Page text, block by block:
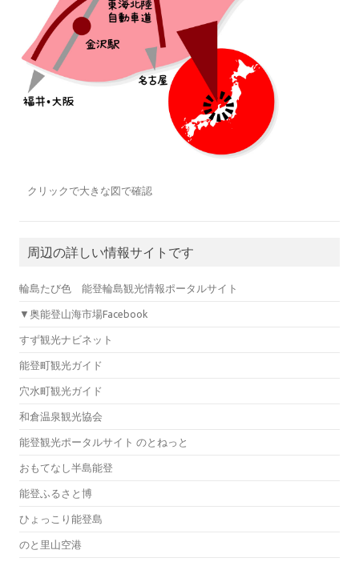
クリックで大きな図で確認
周辺の詳しい情報サイトです
輪島たび色 能登輪島観光情報ポータルサイト
▼奥能登山海市場Facebook
すず観光ナビネット
能登町観光ガイド
穴水町観光ガイド
和倉温泉観光協会
能登観光ポータルサイト のとねっと
おもてなし半島能登
能登ふるさと博
ひょっこり能登島
のと里山空港